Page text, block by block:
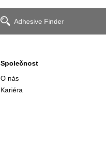
Adhesive Finder
Společnost
O nás
Kariéra